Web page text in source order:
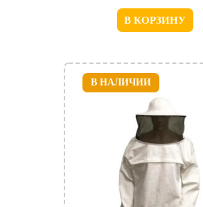
В КОРЗИНУ
В НАЛИЧИИ